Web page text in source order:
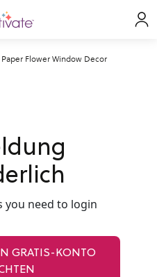
Paper Flower Window Decor
you need to login
GRATIS-KONTO